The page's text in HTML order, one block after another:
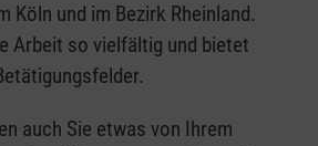
Köln und im Bezirk Rheinland.
Arbeit so vielfältig und bietet
auch Sie etwas von Ihrem